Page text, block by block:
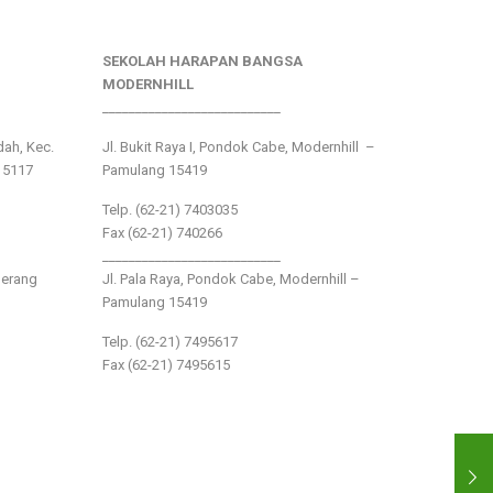
Kec.
SEKOLAH HARAPAN BANGSA
MODERNHILL
Jl. Bukit Raya I, Pondok Cabe, Modernhill –
Pamulang 15419
Telp. (62-21) 7403035
Fax (62-21) 740266
Jl. Pala Raya, Pondok Cabe, Modernhill –
Pamulang 15419
Telp. (62-21) 7495617
Fax (62-21) 7495615